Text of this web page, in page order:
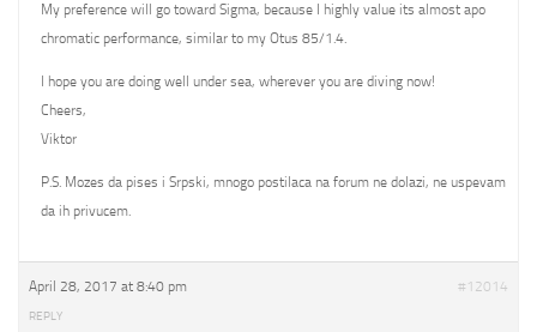
My preference will go toward Sigma, because I highly value its almost apo
chromatic performance, similar to my Otus 85/1.4.
I hope you are doing well under sea, wherever you are diving now!
Cheers,
Viktor
P.S. Mozes da pises i Srpski, mnogo postilaca na forum ne dolazi, ne uspevam
da ih privucem.
April 28, 2017 at 8:40 pm #12014
REPLY